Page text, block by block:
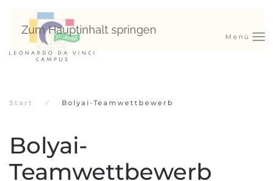
Zum Hauptinhalt springen
Menü
Start Bolyai-Teamwettbewerb
Bolyai-
Teamwettbewerb